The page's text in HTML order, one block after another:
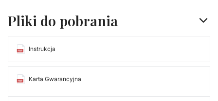
Pliki do pobrania
Instrukcja
Karta Gwarancyjna